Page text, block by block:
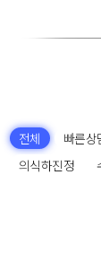
전체 빠른상
의식하진정